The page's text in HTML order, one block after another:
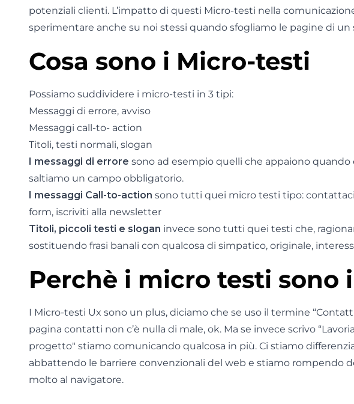
potenziali clienti. L’impatto di questi Micro-testi nella
sperimentare anche su noi stessi quando sfogliamo le pagine di un
Cosa sono i Micro-testi
Possiamo suddividere i micro-testi in 3 tipi:
Messaggi di errore, avviso
Messaggi call-to- action
Titoli, testi normali, slogan
I messaggi di errore sono ad esempio quelli che appaiono
saltiamo un campo obbligatorio.
I messaggi Call-to-action sono tutti quei micro testi tipo:
form, iscriviti alla newsletter
Titoli, piccoli testi e slogan invece sono tutti quei testi che,
sostituendo frasi banali con qualcosa di simpatico, originale,
Perchè i micro testi sono
I Micro-testi Ux sono un plus, diciamo che se uso il termine
pagina contatti non c’è nulla di male, ok. Ma se invece scrivo
progetto" stiamo comunicando qualcosa in più. Ci stiamo
abbattendo le barriere convenzionali del web e stiamo rompendo
molto al navigatore.